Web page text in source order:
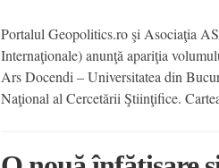
Portalul Geopolitics.ro şi Asociaţia
Internaţionale) anunţă apariţia
Ars Docendi – Universitatea din
Naţional al Cercetării Ştiinţifice.